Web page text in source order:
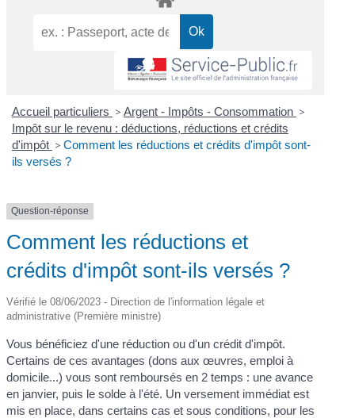
Accueil particuliers > Argent - Impôts - Consommation >
Impôt sur le revenu : déductions, réductions et crédits
d'impôt > Comment les réductions et crédits d'impôt sont-
ils versés ?
Question-réponse
Comment les réductions et
crédits d'impôt sont-ils versés ?
Vérifié le 08/06/2023 - Direction de l'information légale et
administrative (Première ministre)
Vous bénéficiez d'une réduction ou d'un crédit d'impôt.
Certains de ces avantages (dons aux œuvres, emploi à
domicile...) vous sont remboursés en 2 temps : une avance
en janvier, puis le solde à l'été. Un versement immédiat est
mis en place, dans certains cas et sous conditions, pour les